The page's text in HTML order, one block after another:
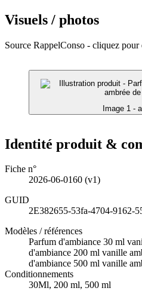
Visuels / photos
Source RappelConso - cliquez
Image 1 -
Identité produit &
Fiche n°
2026-06-0160 (v1)
GUID
2E382655-53fa-4704-9162-
Modèles / références
Parfum d'ambiance 30 ml
d'ambiance 200 ml vanille
d'ambiance 500 ml vanille
Conditionnements
30Ml, 200 ml, 500 ml